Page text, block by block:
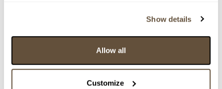
Show details
Allow all
Customize
> Zobrazit detail položky a informace o autorovi